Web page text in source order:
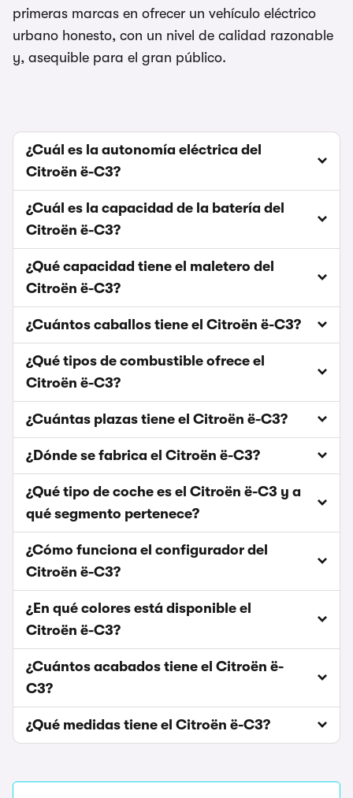
primeras marcas en ofrecer un vehículo eléctrico
urbano honesto, con un nivel de calidad razonable
y, asequible para el gran público.
¿Cuál es la autonomía eléctrica del
Citroën ë-C3?
¿Cuál es la capacidad de la batería del
Citroën ë-C3?
¿Qué capacidad tiene el maletero del
Citroën ë-C3?
¿Cuántos caballos tiene el Citroën ë-C3?
¿Qué tipos de combustible ofrece el
Citroën ë-C3?
¿Cuántas plazas tiene el Citroën ë-C3?
¿Dónde se fabrica el Citroën ë-C3?
¿Qué tipo de coche es el Citroën ë-C3 y a
qué segmento pertenece?
¿Cómo funciona el configurador del
Citroën ë-C3?
¿En qué colores está disponible el
Citroën ë-C3?
¿Cuántos acabados tiene el Citroën ë-
C3?
¿Qué medidas tiene el Citroën ë-C3?